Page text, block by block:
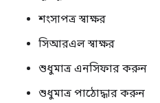
শংসাপত্র স্বাক্ষর
সিআরএল স্বাক্ষর
শুধুমাত্র এনসিফার করুন
শুধুমাত্র পাঠোদ্ধার করুন